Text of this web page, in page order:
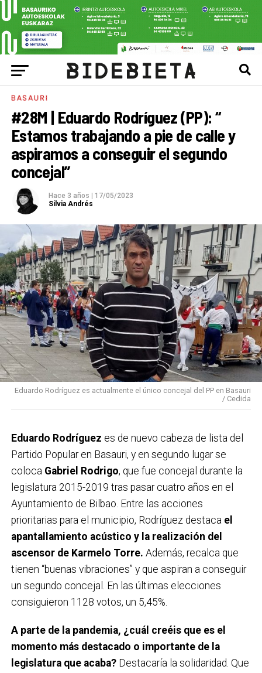
BASAURI
#28M | Eduardo Rodríguez (PP): “
Estamos trabajando a pie de calle y
aspiramos a conseguir el segundo
concejal”
Hace 3 años
17/05/2023
Silvia Andrés
Eduardo Rodríguez es actualmente el único concejal del PP en Basauri
/ Cedida
Eduardo Rodríguez es de nuevo cabeza de lista del
Partido Popular en Basauri, y en segundo lugar se
coloca Gabriel Rodrigo, que fue concejal durante la
legislatura 2015-2019 tras pasar cuatro años en el
Ayuntamiento de Bilbao. Entre las acciones
prioritarias para el municipio, Rodríguez destaca el
apantallamiento acústico y la realización del
ascensor de Karmelo Torre. Además, recalca que
tienen “buenas vibraciones” y que aspiran a conseguir
un segundo concejal. En las últimas elecciones
consiguieron 1128 votos, un 5,45%.
A parte de la pandemia, ¿cuál creéis que es el
momento más destacado o importante de la
legislatura que acaba? Destacaría la solidaridad. Que